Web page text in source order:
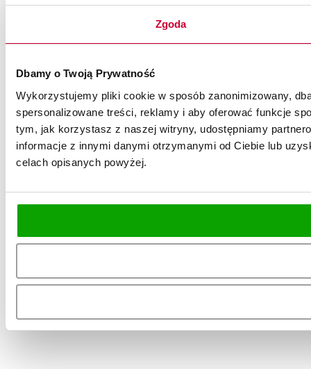
Zgoda
Dbamy o Twoją Prywatność
Wykorzystujemy pliki cookie w sposób zanonimizowany,
spersonalizowane treści, reklamy i aby oferować funkcje
tym, jak korzystasz z naszej witryny, udostępniamy
informacje z innymi danymi otrzymanymi od Ciebie lub
celach opisanych powyżej.